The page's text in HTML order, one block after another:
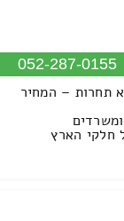
052-287-0155
תחרות – המחיר
חלקי הארץ